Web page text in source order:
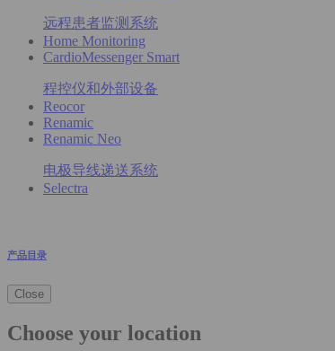
远程患者监测系统
Home Monitoring
CardioMessenger Smart
程控仪和外部设备
Reocor
Renamic
Renamic Neo
电极导线递送系统
Selectra
产品目录
Close
Choose your location